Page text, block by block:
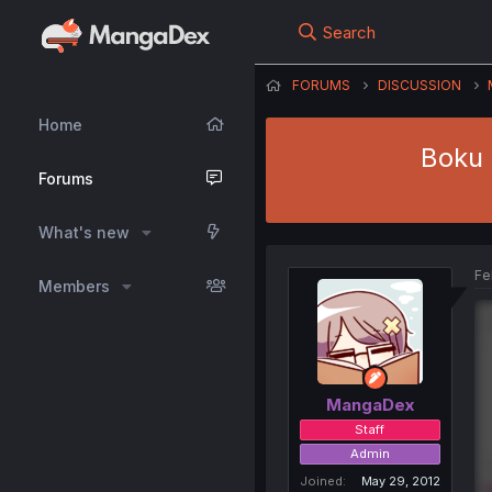
Home
Forums
What's new
Members
Search
FORUMS DISCUSSION
MangaDex
Staff
Admin
Joined
May 29, 2012